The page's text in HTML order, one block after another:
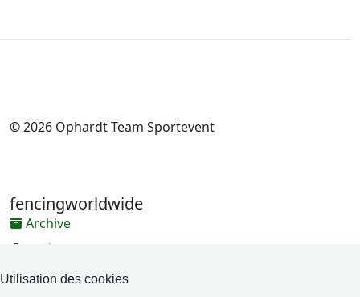
Utilisation des cookies
© 2026 Ophardt Team Sportevent
fencingworldwide
Archive
Vidéos
Médias